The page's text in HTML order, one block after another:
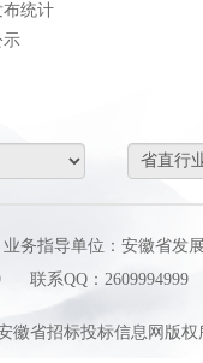
统计
示
业务指导单位：安徽省发
联系QQ：2609994999
徽省招标投标信息网版